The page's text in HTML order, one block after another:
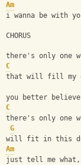
Am
i wanna be with
CHORUS
there's only one
C
that will fill my
you better
C
there's only one
G
will fit in this
Am
just tell me what,